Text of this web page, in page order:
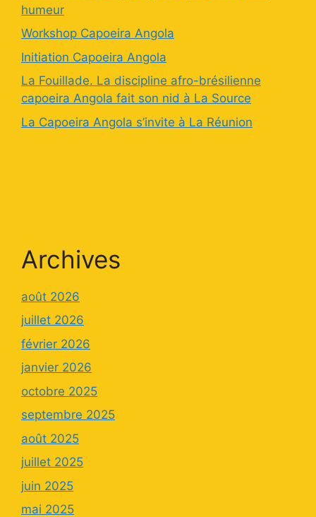
humeur
Workshop Capoeira Angola
Initiation Capoeira Angola
La Fouillade. La discipline afro-brésilienne
capoeira Angola fait son nid à La Source
La Capoeira Angola s’invite à La Réunion
Archives
août 2026
juillet 2026
février 2026
janvier 2026
octobre 2025
septembre 2025
août 2025
juillet 2025
juin 2025
mai 2025